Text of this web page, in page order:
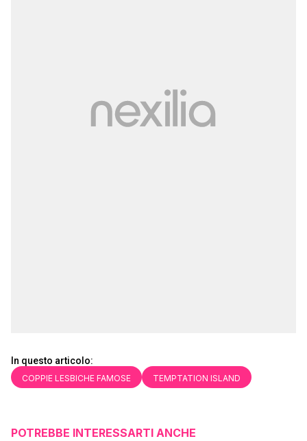
In questo articolo:
COPPIE LESBICHE FAMOSE TEMPTATION ISLAND
POTREBBE INTERESSARTI ANCHE